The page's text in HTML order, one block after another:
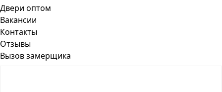
Двери оптом
Вакансии
Контакты
Отзывы
Вызов замерщика